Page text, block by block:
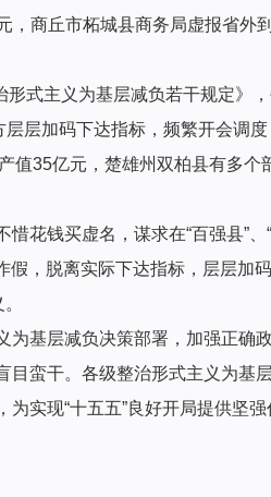
，商丘市柘城县商务局虚报省外
式主义为基层减负若干规定》
层加码下达指标，频繁开会调度
值35亿元，楚雄州双柏县有多个
花钱买虚名，谋求在“百强县”、
假，脱离实际下达指标，层层加
为基层减负决策部署，加强正确
目蛮干。各级整治形式主义为基
实现“十五五”良好开局提供坚强